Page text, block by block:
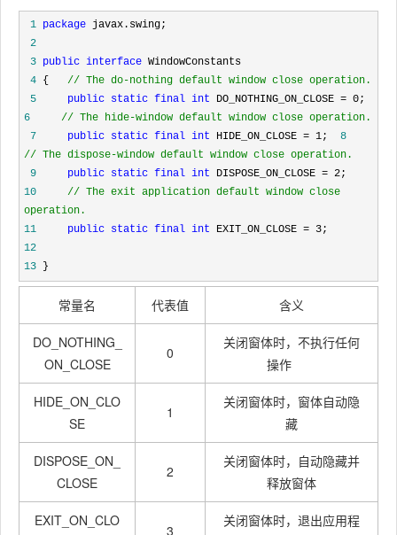
1 package
2
3 public interface
4 {
5
public static final int DO_NOTHING_ON_CLOSE = 0
6
// The hide-window default window close operation.
7
public static final int HIDE_ON_CLOSE = 1;
8
// The dispose-window default window close operation.
9
public static final int DISPOSE_ON_CLOSE = 2
10
// The exit application default window close
operation.
11
public static final int EXIT_ON_CLOSE = 3
12
13 }
常量名 代表值 含义
DO_NOTHING_
ON_CLOSE
0
关闭窗体时，不执行任何
操作
HIDE_ON_CLO
SE
1
关闭窗体时，窗体自动隐
藏
DISPOSE_ON_
CLOSE
2
关闭窗体时，自动隐藏并
释放窗体
EXIT_ON_CLO
3
关闭窗体时，退出应用程